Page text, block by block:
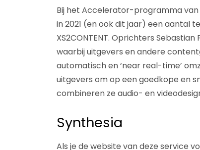
Bij het Accelerator-programma van
in 2021 (en ook dit jaar) een aantal
XS2CONTENT. Oprichters
waarbij uitgevers en andere
automatisch en ‘near real-time’
uitgevers om op een goedkope en
combineren ze audio- en
Synthesia
Als je de website van deze service